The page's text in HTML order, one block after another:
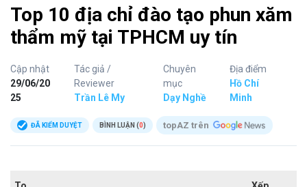
Top 10 địa chỉ đào tạo phun xăm
thẩm mỹ tại TPHCM uy tín
Cập nhật
29/06/20
25
Tác giả /
Reviewer
Trần Lê My
Chuyên
mục
Dạy Nghề
Địa điểm
Hồ Chí
Minh
ĐÃ KIỂM DUYỆT BÌNH LUẬN (0) topAZ trên